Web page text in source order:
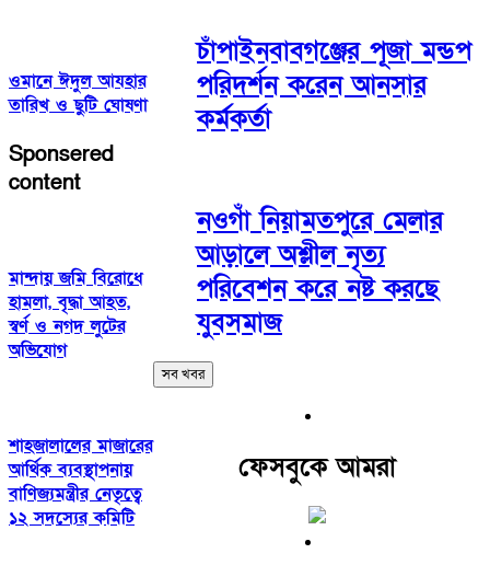
ওমানে ঈদুল আযহার
তারিখ ও ছুটি ঘোষণা
Sponsered
content
মান্দায় জমি বিরোধে
হামলা, বৃদ্ধা আহত,
স্বর্ণ ও নগদ লুটের
অভিযোগ
শাহজালালের মাজারের
আর্থিক ব্যবস্থাপনায়
বাণিজ্যমন্ত্রীর নেতৃত্বে
১২ সদস্যের কমিটি
চাঁপাইনবাবগঞ্জের পূজা মন্ডপ
পরিদর্শন করেন আনসার
কর্মকর্তা
নওগাঁ নিয়ামতপুরে মেলার
আড়ালে অশ্লীল নৃত্য
পরিবেশন করে নষ্ট করছে
যুবসমাজ
সব খবর
ফেসবুকে আমরা